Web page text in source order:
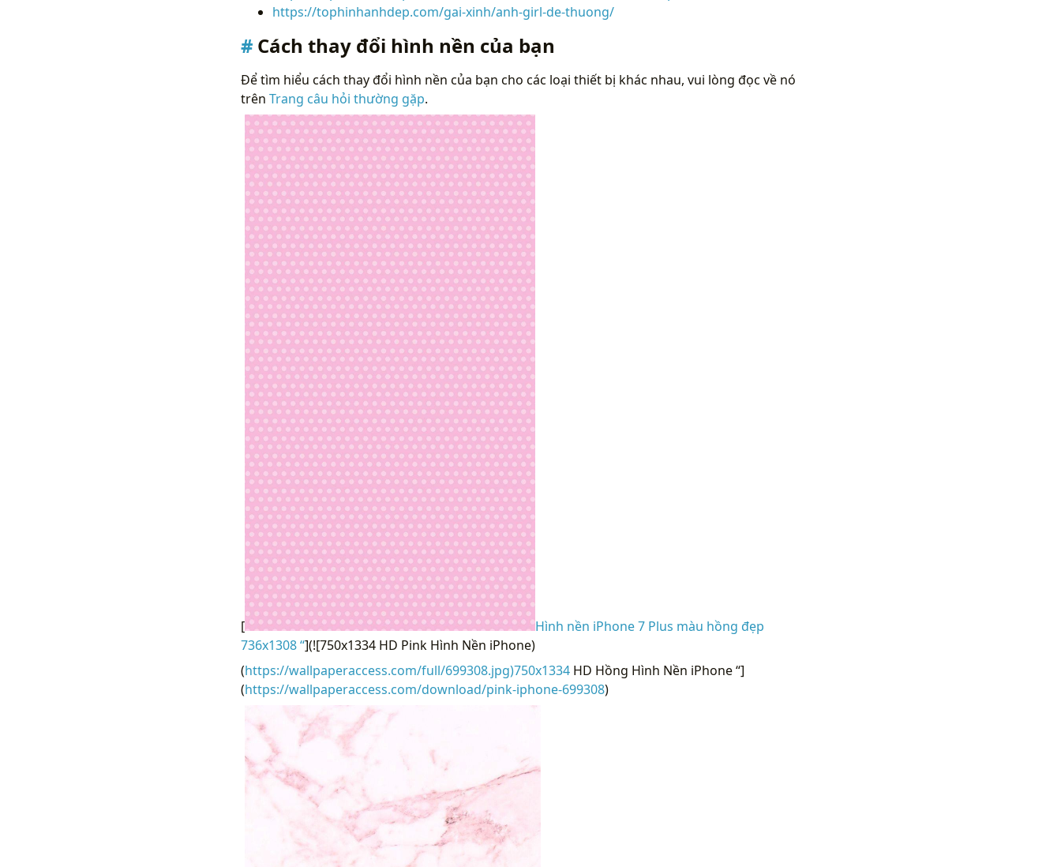
https://tophinhanhdep.com/gai-xinh/anh-girl-de-thuong/
Cách thay đổi hình nền của bạn
Để tìm hiểu cách thay đổi hình nền của bạn cho các loại thiết bị khác nhau, vui lòng đọc về nó
trên Trang câu hỏi thường gặp.
[
Hình nền iPhone 7 Plus màu hồng đẹp
736x1308 “](![750x1334 HD Pink Hình Nền iPhone)
(https://wallpaperaccess.com/full/699308.jpg)750x1334HD Hồng Hình Nền iPhone “]
(https://wallpaperaccess.com/download/pink-iphone-699308)